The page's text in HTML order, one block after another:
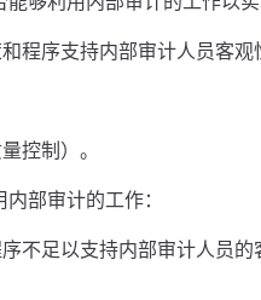
程序支持内部审计人员客观
控制）。
部审计的工作：
不足以支持内部审计人员的